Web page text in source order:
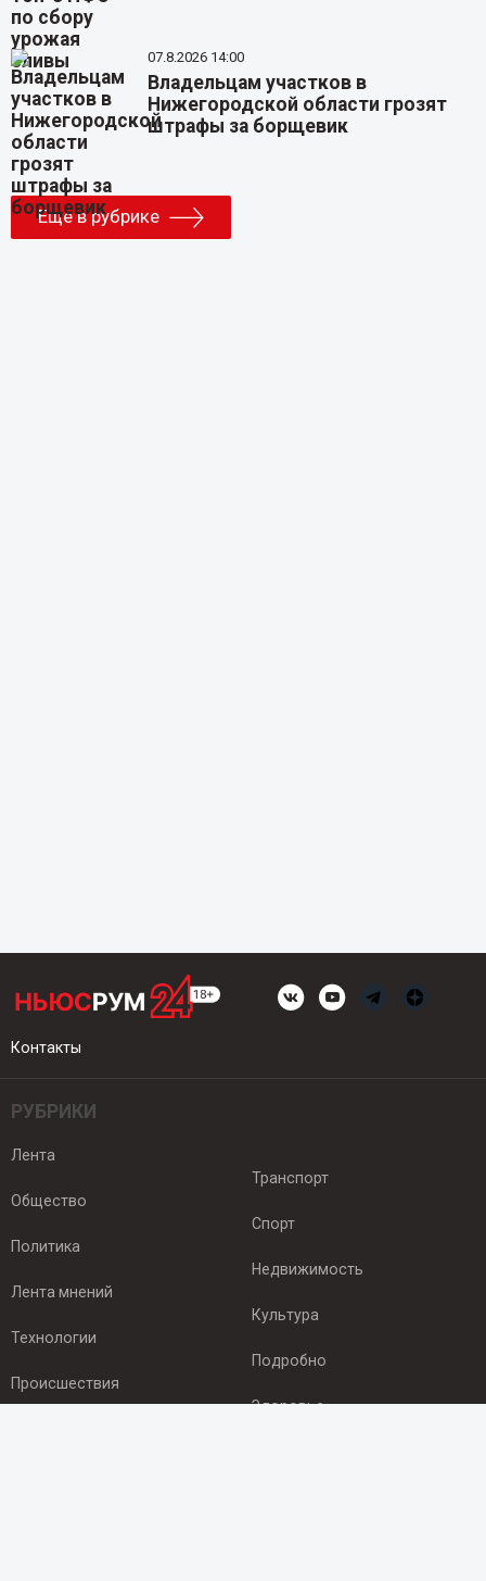
07.8.2026 14:00
Владельцам участков в
Нижегородской области грозят
штрафы за борщевик
Еще в рубрике
Контакты
РУБРИКИ
Лента
Общество
Политика
Лента мнений
Технологии
Происшествия
Транспорт
Спорт
Недвижимость
Культура
Подробно
Здоровье